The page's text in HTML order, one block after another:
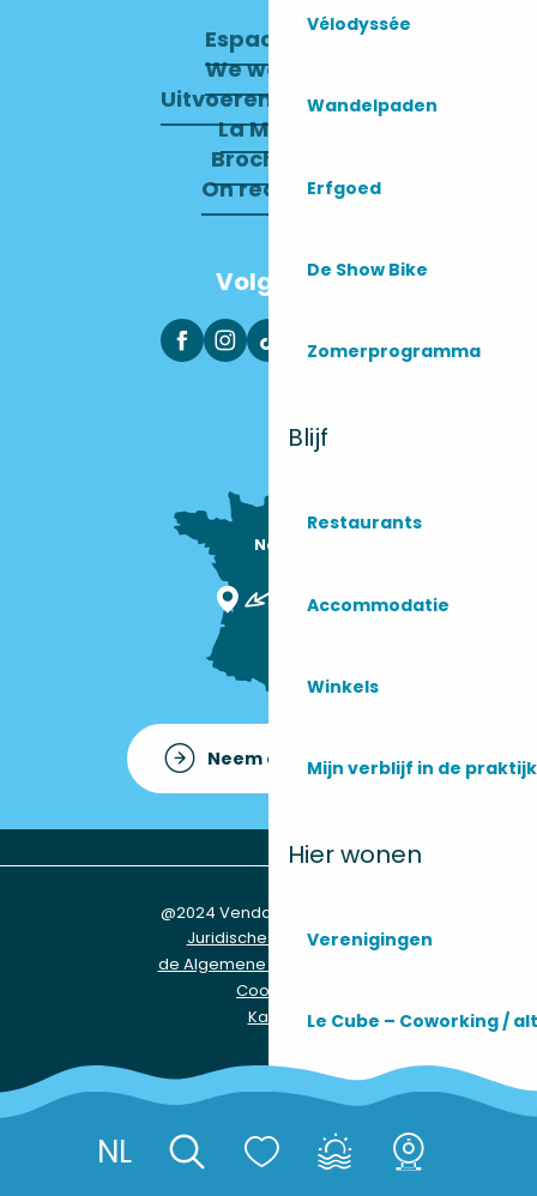
NL
Vélodyssée
Wandelpaden
Erfgoed
De Show Bike
Zomerprogramma
Blijf
Restaurants
Accommodatie
Winkels
Mijn verblijf in de praktijk
Hier wonen
Verenigingen
Le Cube – Coworking /
Praktische informatie
Réserver
Espace pro
We werven
Uitvoerend Comité
La Mairie
Brochures
On recrute !
Volg ons
Nous sommes
Neem contact op met
@2024 Vendays-Montalivet
Juridische informatie
de Algemene Voorwaarden
Cookies
Kaart